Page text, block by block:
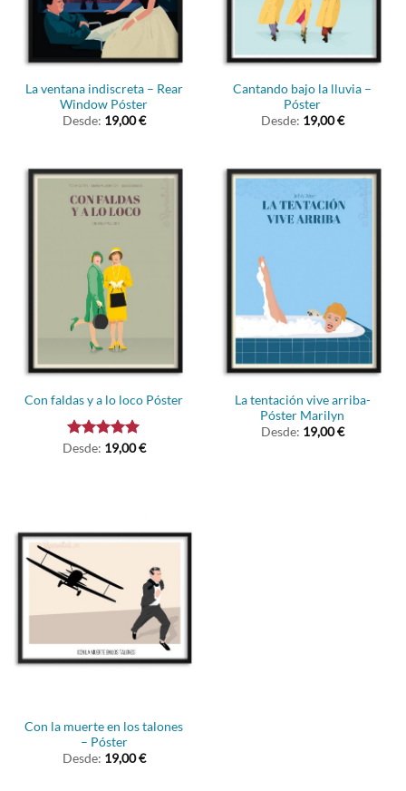
La ventana indiscreta – Rear
Window Póster
Desde: 19,00€
Cantando bajo la lluvia –
Póster
Desde: 19,00€
Con faldas y a lo loco Póster
Valorado
Desde: 19,00€
La tentación vive arriba-
Póster Marilyn
Desde: 19,00€
Con la muerte en los talones
– Póster
Desde: 19,00€